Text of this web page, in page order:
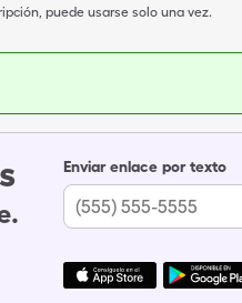
puede usarse solo una vez.
Enviar enlace por texto